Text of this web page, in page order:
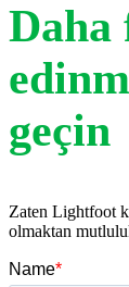
Daha
geçin
Zaten Lightfoot
olmaktan